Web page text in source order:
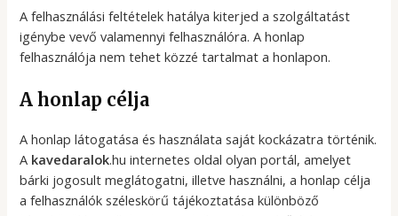
A felhasználási feltételek hatálya kiterjed a szolgáltatást
igénybe vevő valamennyi felhasználóra. A honlap
felhasználója nem tehet közzé tartalmat a honlapon.
A honlap célja
A honlap látogatása és használata saját kockázatra történik.
A kavedaralok.hu internetes oldal olyan portál, amelyet
bárki jogosult meglátogatni, illetve használni, a honlap célja
a felhasználók széleskörű tájékoztatása különböző